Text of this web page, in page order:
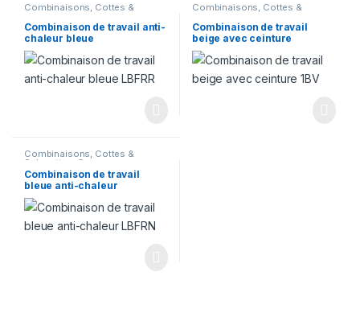
Combinaisons, Cottes &
Corps
Combinaison de travail anti-
chaleur bleue
Combinaisons, Cottes &
Corps
Combinaison de travail
beige avec ceinture
Combinaisons, Cottes &
Salopettes Corps
Combinaison de travail
bleue anti-chaleur